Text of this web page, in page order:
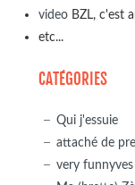
videoBZL, c'est
etc...
CATÉGORIES
Qui j'essuie
attaché de
very funnyves